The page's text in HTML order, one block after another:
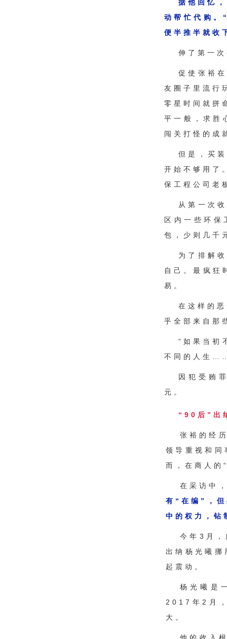
据他回忆
动帮忙代购。
便半推半就收
伸了第一
促使张裕
友圈子里流行
零星时间就拼
平一般，求胜
闯关打怪的成
但是，买
开始不够用了
保工程公司老
从第一次
区内一些环保
包，少则几千
为了排解
自己。最疯狂
易。
在这样的
乎全部来自那
“如果当初
不同的人生
因犯受贿
元。
“90后”出
张裕的经
领导重视和
而，在商人的
在采访中
有“在编”，
中的权力，钻
今年3月，
出纳杨光曦
起震动。
杨光曦是
2017年2月
大。